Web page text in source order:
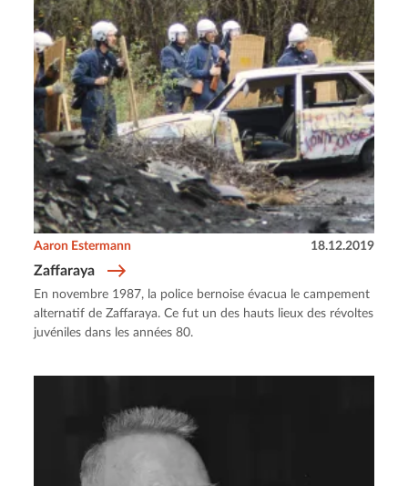
Zaffaraya
Aaron Estermann 18.12.2019
En novembre 1987, la police bernoise évacua le campement
alternatif de Zaffaraya. Ce fut un des hauts lieux des révoltes
juvéniles dans les années 80.